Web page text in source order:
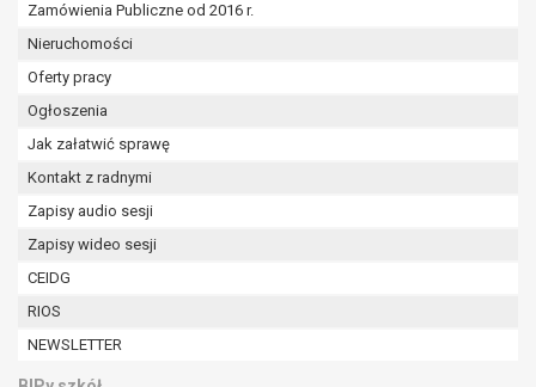
Zamówienia Publiczne od 2016 r.
Nieruchomości
Oferty pracy
Ogłoszenia
Jak załatwić sprawę
Kontakt z radnymi
Zapisy audio sesji
Zapisy wideo sesji
CEIDG
RIOS
NEWSLETTER